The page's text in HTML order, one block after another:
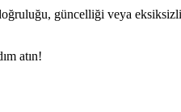
güncelliği veya
atın!